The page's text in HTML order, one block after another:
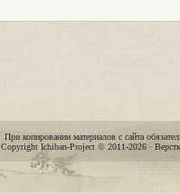
При копировании материалов с сайта
Copyright Ichiban-Project © 2011-2026 ·